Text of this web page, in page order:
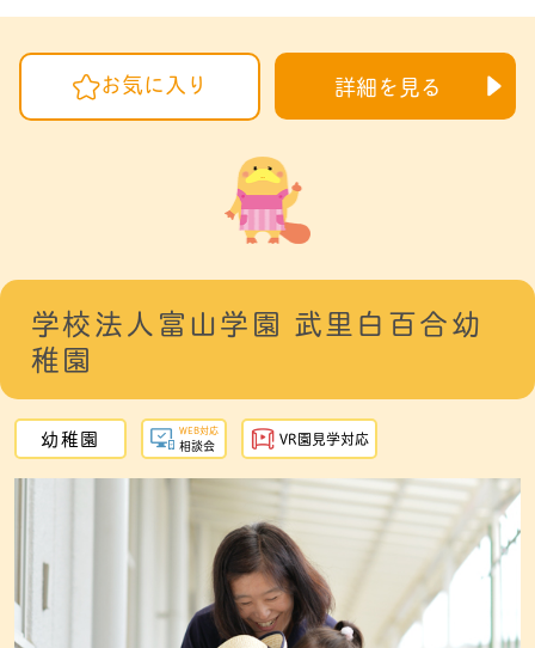
お気に入り 詳細を見る
学校法人富山学園 武里白百合幼
稚園
幼稚園 WEB対応
相談会 VR園見学対応